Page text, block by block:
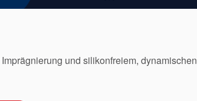
und silikonfreiem, dynamischen